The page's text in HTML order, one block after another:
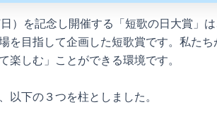
）を記念し開催する「短歌の日大賞」
を目指して企画した短歌賞です。私たち
楽しむ」ことができる環境です。
以下の３つを柱としました。